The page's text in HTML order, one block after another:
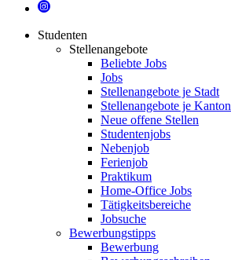
Studenten
Stellenangebote
Beliebte Jobs
Jobs
Stellenangebote je Stadt
Stellenangebote je Kanton
Neue offene Stellen
Studentenjobs
Nebenjob
Ferienjob
Praktikum
Home-Office Jobs
Tätigkeitsbereiche
Jobsuche
Bewerbungstipps
Bewerbung